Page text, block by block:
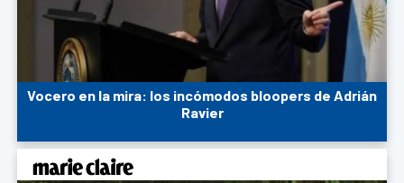
Vocero en la mira: los incómodos bloopers de Adrián
Ravier